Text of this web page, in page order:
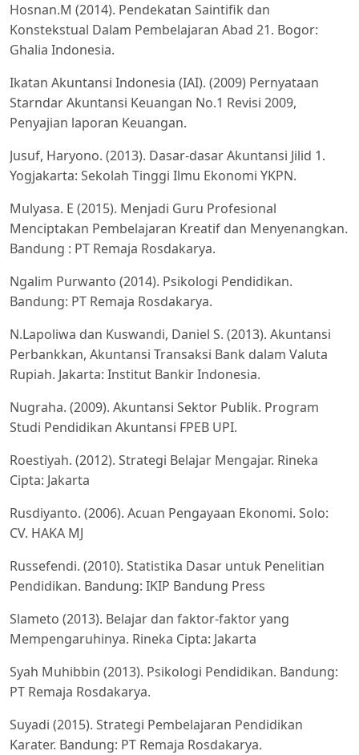
Hosnan.M (2014). Pendekatan Saintifik dan
Konstekstual Dalam Pembelajaran Abad 21. Bogor:
Ghalia Indonesia.
Ikatan Akuntansi Indonesia (IAI). (2009) Pernyataan
Starndar Akuntansi Keuangan No.1 Revisi 2009,
Penyajian laporan Keuangan.
Jusuf, Haryono. (2013). Dasar-dasar Akuntansi Jilid 1.
Yogjakarta: Sekolah Tinggi Ilmu Ekonomi YKPN.
Mulyasa. E (2015). Menjadi Guru Profesional
Menciptakan Pembelajaran Kreatif dan Menyenangkan.
Bandung : PT Remaja Rosdakarya.
Ngalim Purwanto (2014). Psikologi Pendidikan.
Bandung: PT Remaja Rosdakarya.
N.Lapoliwa dan Kuswandi, Daniel S. (2013). Akuntansi
Perbankkan, Akuntansi Transaksi Bank dalam Valuta
Rupiah. Jakarta: Institut Bankir Indonesia.
Nugraha. (2009). Akuntansi Sektor Publik. Program
Studi Pendidikan Akuntansi FPEB UPI.
Roestiyah. (2012). Strategi Belajar Mengajar. Rineka
Cipta: Jakarta
Rusdiyanto. (2006). Acuan Pengayaan Ekonomi. Solo:
CV. HAKA MJ
Russefendi. (2010). Statistika Dasar untuk Penelitian
Pendidikan. Bandung: IKIP Bandung Press
Slameto (2013). Belajar dan faktor-faktor yang
Mempengaruhinya. Rineka Cipta: Jakarta
Syah Muhibbin (2013). Psikologi Pendidikan. Bandung:
PT Remaja Rosdakarya.
Suyadi (2015). Strategi Pembelajaran Pendidikan
Karater. Bandung: PT Remaja Rosdakarya.